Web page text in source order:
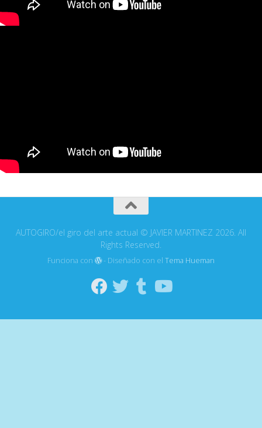
AUTOGIRO/el giro del arte actual © JAVIER MARTINEZ 2026. All
Rights Reserved.
Funciona con - Diseñado con elTema Hueman